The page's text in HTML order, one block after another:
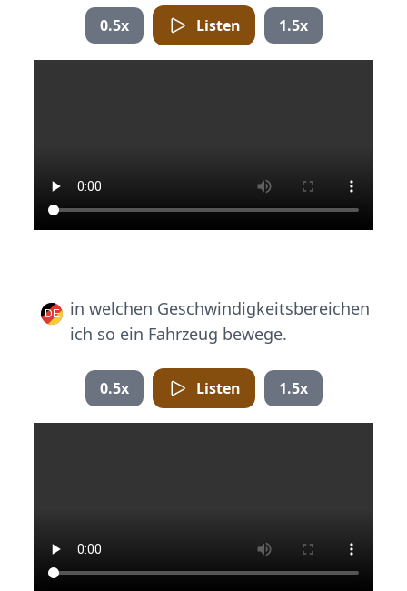
0.5x Listen 1.5x
in welchen Geschwindigkeitsbereichen
ich so ein Fahrzeug bewege.
0.5x Listen 1.5x